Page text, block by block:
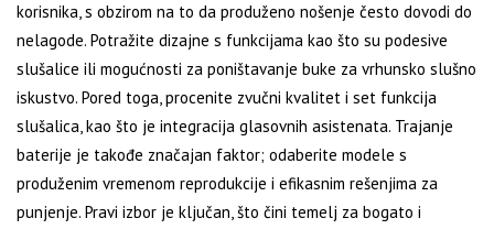
korisnika, s obzirom na to da produženo nošenje često dovodi do
nelagode. Potražite dizajne s funkcijama kao što su podesive
slušalice ili mogućnosti za poništavanje buke za vrhunsko slušno
iskustvo. Pored toga, procenite zvučni kvalitet i set funkcija
slušalica, kao što je integracija glasovnih asistenata. Trajanje
baterije je takođe značajan faktor; odaberite modele s
produženim vremenom reprodukcije i efikasnim rešenjima za
punjenje. Pravi izbor je ključan, što čini temelj za bogato i